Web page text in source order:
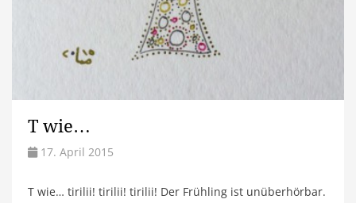
T wie…
17. April 2015
T wie… tirilii! tirilii! tirilii! Der Frühling ist unüberhörbar.